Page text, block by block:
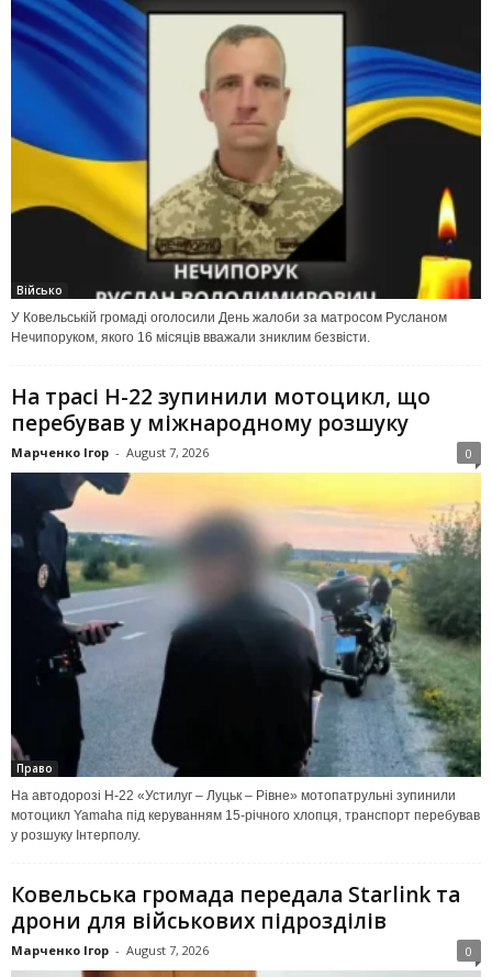
Військо
У Ковельській громаді оголосили День жалоби за матросом Русланом
Нечипоруком, якого 16 місяців вважали зниклим безвісти.
На трасі Н-22 зупинили мотоцикл, що
перебував у міжнародному розшуку
Марченко Ігор - August 7, 2026 0
Право
На автодорозі Н-22 «Устилуг – Луцьк – Рівне» мотопатрульні зупинили
мотоцикл Yamaha під керуванням 15-річного хлопця, транспорт перебував
у розшуку Інтерполу.
Ковельська громада передала Starlink та
дрони для військових підрозділів
Марченко Ігор - August 7, 2026 0